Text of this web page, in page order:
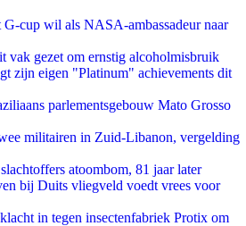
cup wil als NASA-ambassadeur naar
vak gezet om ernstig alcoholmisbruik
zijn eigen "Platinum" achievements dit
parlementsgebouw Mato Grosso
militairen in Zuid-Libanon, vergelding
atoombom, 81 jaar later
bij Duits vliegveld voedt vrees voor
in tegen insectenfabriek Protix om